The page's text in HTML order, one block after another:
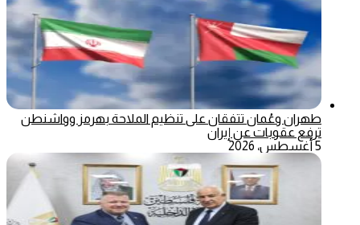
طهران وعُمان تتفقان على تنظيم الملاحة بهرمز وواشنطن
ترفع عقوبات عن إيران
5 أغسطس، 2026